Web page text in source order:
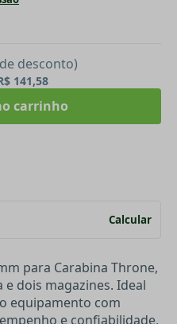
desconto)
141,58
carrinho
Calcular
para Carabina Throne,
dois magazines. Ideal
equipamento com
e confiabilidade,